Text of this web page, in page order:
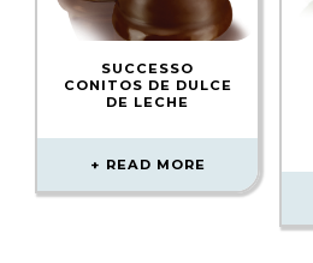
SUCCESSO
CONITOS DE DULCE
DE LECHE
READ MORE